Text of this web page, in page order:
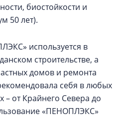
биостойкости и
50 лет).
используется в
строительстве, а
домов и ремонта
себя в любых
– от Крайнего Севера до
«ПЕНОПЛЭКС»